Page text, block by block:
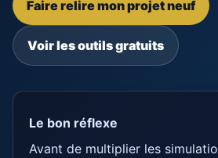
Faire relire mon projet neuf
Voir les outils gratuits
Le bon réflexe
Avant de multiplier les